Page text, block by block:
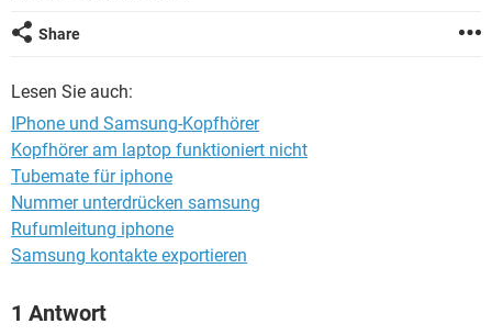
FACEBOOK
Share
Lesen Sie auch:
IPhone und Samsung-Kopfhörer
Kopfhörer am laptop funktioniert nicht
Tubemate für iphone
Nummer unterdrücken samsung
Rufumleitung iphone
Samsung kontakte exportieren
1 Antwort